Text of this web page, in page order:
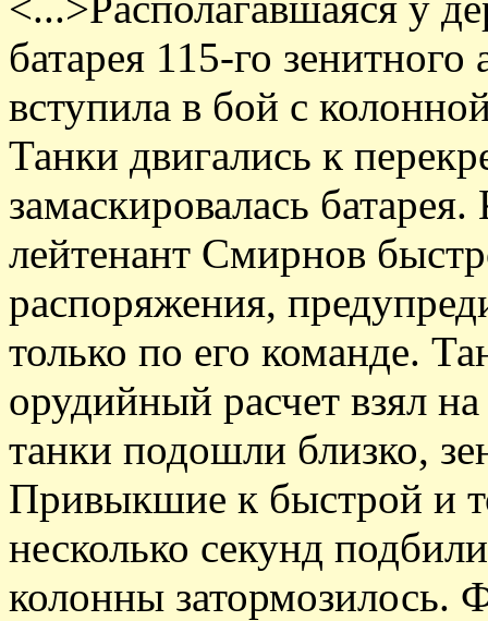
батарея 115-го зенитного
вступила в бой с
Танки двигались к
замаскировалась
лейтенант Смирнов
распоряжения,
только по его команде.
орудийный расчет взял
танки подошли близко,
Привыкшие к быстрой и
несколько секунд
колонны затормозилось.